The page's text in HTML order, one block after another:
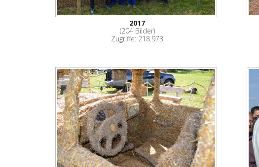
2017
(204 Bilder)
Zugriffe: 218.973